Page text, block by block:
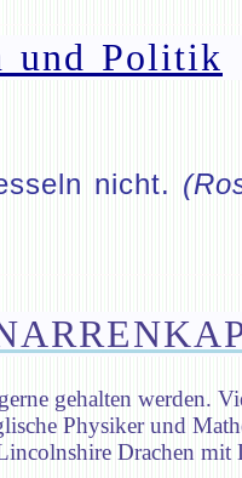
und Politik
nicht.
gehalten werden.
Physiker und
Drachen